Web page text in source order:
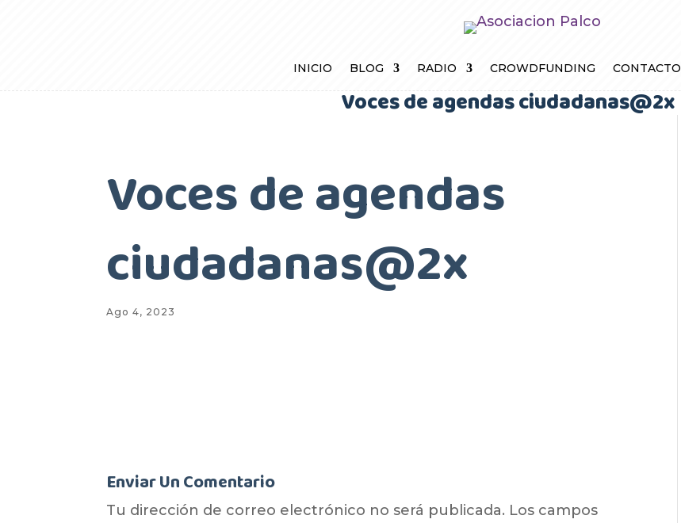
INICIO BLOG RADIO CROWDFUNDING CONTACTO
Voces de agendas ciudadanas@2x
Voces de agendas
ciudadanas@2x
Ago 4, 2023
Enviar Un Comentario
Tu dirección de correo electrónico no será publicada. Los campos